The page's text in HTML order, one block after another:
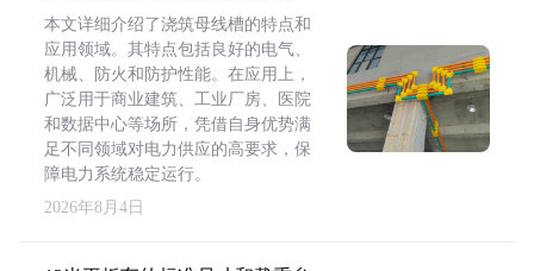
本文详细介绍了浇筑母线槽的特点和
应用领域。其特点包括良好的电气、
机械、防火和防护性能。在应用上，
广泛用于商业建筑、工业厂房、医院
和数据中心等场所，凭借自身优势满
足不同领域对电力供应的高要求，保
障电力系统稳定运行。
2026年8月4日